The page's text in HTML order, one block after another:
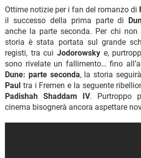
Ottime notizie per i fan del romanzo di
il successo della prima parte di
anche la parte seconda. Per chi non
storia è stata portata sul grande
registi, tra cui Jodorowsky e,
sono rivelate un fallimento… fino
Dune: parte seconda, la storia
Paul tra i Fremen e la seguente
Padishah Shaddam IV. Purtroppo
cinema bisognerà ancora aspettare